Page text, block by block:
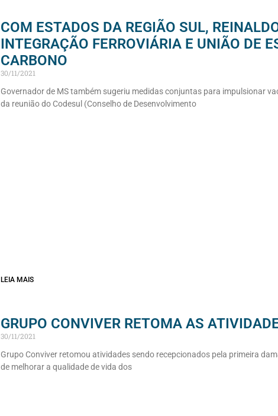
COM ESTADOS DA REGIÃO SUL,
INTEGRAÇÃO FERROVIÁRIA E UNIÃO DE
CARBONO
30/11/2021
Governador de MS também sugeriu medidas conjuntas para impulsionar
da reunião do Codesul (Conselho de Desenvolvimento
LEIA MAIS
GRUPO CONVIVER RETOMA AS
30/11/2021
Grupo Conviver retomou atividades sendo recepcionados pela primeira
de melhorar a qualidade de vida dos